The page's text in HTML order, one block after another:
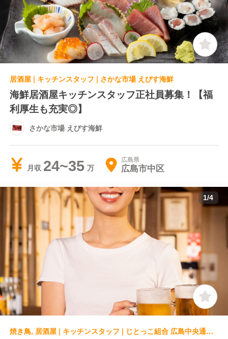
居酒屋 | キッチンスタッフ | さかな市場 えびす海鮮
海鮮居酒屋キッチンスタッフ正社員募集！【福
利厚生も充実◎】
さかな市場 えびす海鮮
月収 24~35 広島県
広島市中区
1/4
焼き鳥, 居酒屋 | キッチンスタッフ | じとっこ組合 広島中央通り店